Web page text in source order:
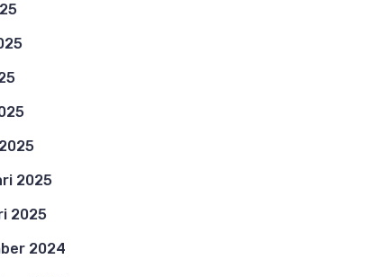
2025
2025
2024